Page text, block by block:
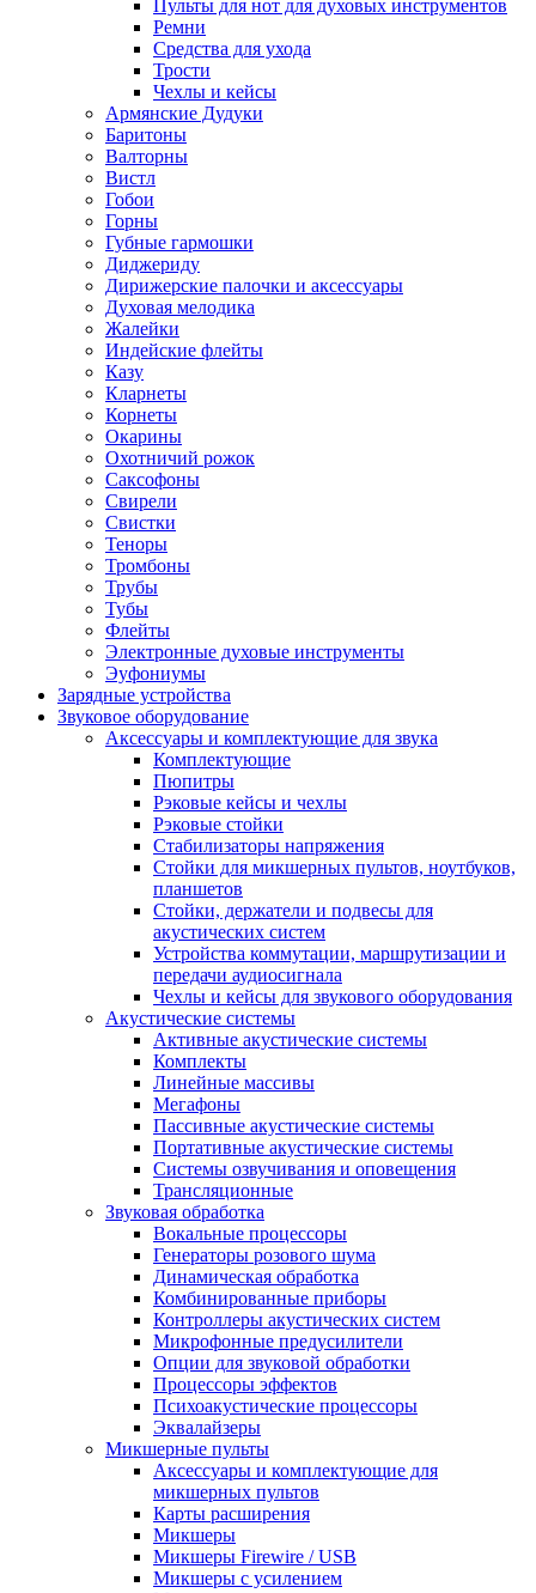
Пульты для нот для духовых инструментов
Ремни
Средства для ухода
Трости
Чехлы и кейсы
Армянские Дудуки
Баритоны
Валторны
Вистл
Гобои
Горны
Губные гармошки
Диджериду
Дирижерские палочки и аксессуары
Духовая мелодика
Жалейки
Индейские флейты
Казу
Кларнеты
Корнеты
Окарины
Охотничий рожок
Саксофоны
Свирели
Свистки
Теноры
Тромбоны
Трубы
Тубы
Флейты
Электронные духовые инструменты
Эуфониумы
Зарядные устройства
Звуковое оборудование
Аксессуары и комплектующие для звука
Комплектующие
Пюпитры
Рэковые кейсы и чехлы
Рэковые стойки
Стабилизаторы напряжения
Стойки для микшерных пультов, ноутбуков,
планшетов
Стойки, держатели и подвесы для
акустических систем
Устройства коммутации, маршрутизации и
передачи аудиосигнала
Чехлы и кейсы для звукового оборудования
Акустические системы
Активные акустические системы
Комплекты
Линейные массивы
Мегафоны
Пассивные акустические системы
Портативные акустические системы
Системы озвучивания и оповещения
Трансляционные
Звуковая обработка
Вокальные процессоры
Генераторы розового шума
Динамическая обработка
Комбинированные приборы
Контроллеры акустических систем
Микрофонные предусилители
Опции для звуковой обработки
Процессоры эффектов
Психоакустические процессоры
Эквалайзеры
Микшерные пульты
Аксессуары и комплектующие для
микшерных пультов
Карты расширения
Микшеры
Микшеры Firewire / USB
Микшеры с усилением